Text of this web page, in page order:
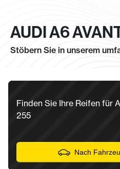
AUDI A6
Stöbern Sie in unserem
Finden Sie Ihre Reifen für
255
Nach